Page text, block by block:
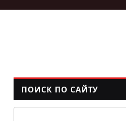
ПОИСК ПО САЙТУ